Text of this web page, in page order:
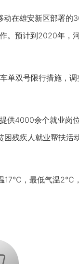
在雄安新区部署的
。预计到2020年，
双号限行措施，调
4000余个就业岗
残疾人就业帮扶活
，最低气温2℃